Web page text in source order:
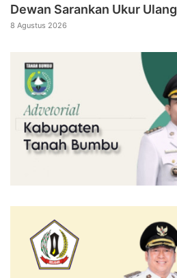
Dewan Sarankan Ukur Ulang
8 Agustus 2026